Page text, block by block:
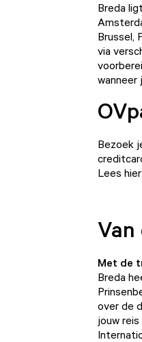
Breda
Brussel,
via
wanneer
Bezoek
Lees
Van
Met de
Breda
over de
jouw